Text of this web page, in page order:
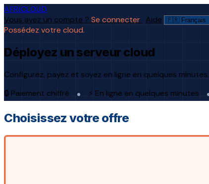
AFRICLOUD
Vous avez un compte ? Se connecter · Aide
Possédez votre cloud.
Déployez un serveur cloud
Configurez, payez et soyez en ligne en quelques minutes.
🔒 Paiement chiffré
⚡ En ligne en quelques minutes
Choisissez votre offre